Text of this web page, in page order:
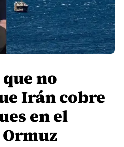
no
Irán cobre
en el